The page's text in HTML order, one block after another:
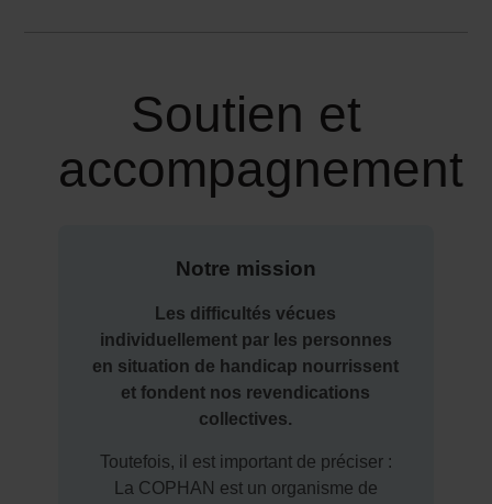
Soutien et
accompagnement
Notre mission
Les difficultés vécues
individuellement par les personnes
en situation de handicap nourrissent
et fondent nos revendications
collectives.
Toutefois, il est important de préciser :
La COPHAN est un organisme de